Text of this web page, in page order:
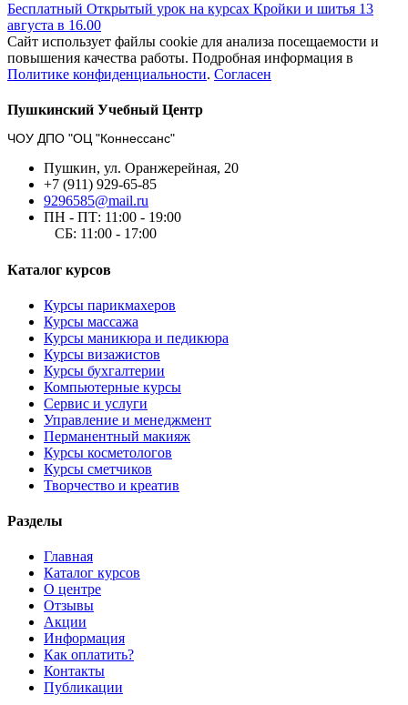
Бесплатный Открытый урок на курсах Кройки и шитья 13
августа в 16.00
Сайт использует файлы cookie для анализа посещаемости и
повышения качества работы. Подробная информация в
Политике конфиденциальности. Согласен
Пушкинский Учебный Центр
ЧОУ ДПО "ОЦ "Коннессанс"
Пушкин, ул. Оранжерейная, 20
+7 (911) 929-65-85
9296585@mail.ru
ПН - ПТ: 11:00 - 19:00
СБ: 11:00 - 17:00
Каталог курсов
Курсы парикмахеров
Курсы массажа
Курсы маникюра и педикюра
Курсы визажистов
Курсы бухгалтерии
Компьютерные курсы
Сервис и услуги
Управление и менеджмент
Перманентный макияж
Курсы косметологов
Курсы сметчиков
Творчество и креатив
Разделы
Главная
Каталог курсов
О центре
Отзывы
Акции
Информация
Как оплатить?
Контакты
Публикации